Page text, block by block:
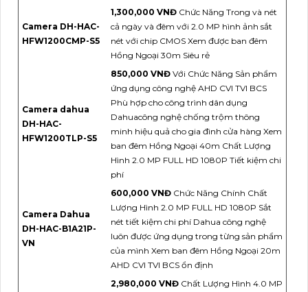
Camera DH-HAC-
HFW1200CMP-S5
1,300,000 VNĐ Chức Năng Trong và nét
cả ngày và đêm với 2.0 MP hình ảnh sắt
nét với chip CMOS Xem được ban đêm
Hồng Ngoại 30m Siêu rẻ
Camera dahua
DH-HAC-
HFW1200TLP-S5
850,000 VNĐ Với Chức Năng Sản phẩm
ứng dụng công nghệ AHD CVI TVI BCS
Phù hợp cho công trình dân dụng
Dahuacông nghệ chống trộm thông
minh hiệu quả cho gia đình cửa hàng Xem
ban đêm Hồng Ngoại 40m Chất Lượng
Hình 2.0 MP FULL HD 1080P Tiết kiệm chi
phí
Camera Dahua
DH-HAC-B1A21P-
VN
600,000 VNĐ Chức Năng Chính Chất
Lượng Hình 2.0 MP FULL HD 1080P Sắt
nét tiết kiệm chi phí Dahua công nghệ
luôn được ứng dụng trong từng sản phẩm
của mình Xem ban đêm Hồng Ngoại 20m
AHD CVI TVI BCS ổn định
2,980,000 VNĐ Chất Lượng Hình 4.0 MP